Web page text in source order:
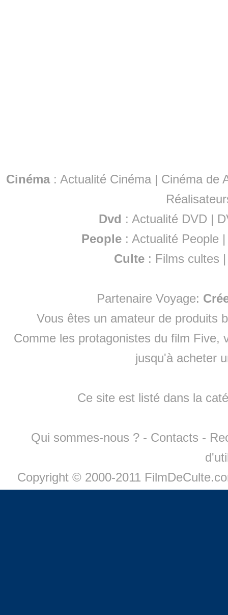
Cinéma: Actualité Cinéma | Cinéma de
Dvd : Actualité DVD |
People :Actualité People
Culte : Films cultes
Partenaire Voyage:
Vous êtes un amateur de produits
Comme les protagonistes du film Five,
jusqu'à acheter
Ce site est listé dans la
Qui sommes-nous ? - Contacts -
Copyright © 2000-2011